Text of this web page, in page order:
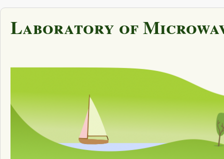
Laboratory of